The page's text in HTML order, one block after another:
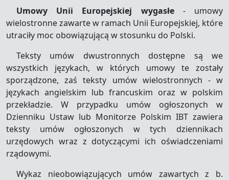
Umowy Unii Europejskiej wygasłe- umowy
wielostronne zawarte w ramach Unii Europejskiej, które
utraciły moc obowiązującą w stosunku do Polski.
Teksty umów dwustronnych dostępne są we
wszystkich językach, w których umowy te zostały
sporządzone, zaś teksty umów wielostronnych - w
językach angielskim lub francuskim oraz w polskim
przekładzie. W przypadku umów ogłoszonych w
Dzienniku Ustaw lub Monitorze Polskim IBT zawiera
teksty umów ogłoszonych w tych dziennikach
urzędowych wraz z dotyczącymi ich oświadczeniami
rządowymi.
Wykaz nieobowiązujących umów zawartych z b.